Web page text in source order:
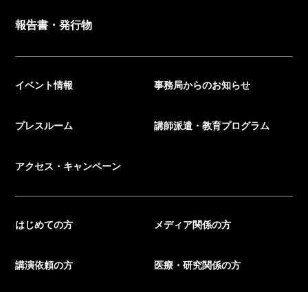
報告書・発行物
イベント情報 事務局からのお知らせ
プレスルーム 講師派遣・教育プログラム
アクセス・キャンペーン
はじめての方 メディア関係の方
講演依頼の方 医療・研究関係の方